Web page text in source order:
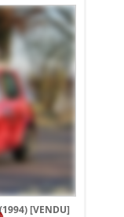
[VENDU]